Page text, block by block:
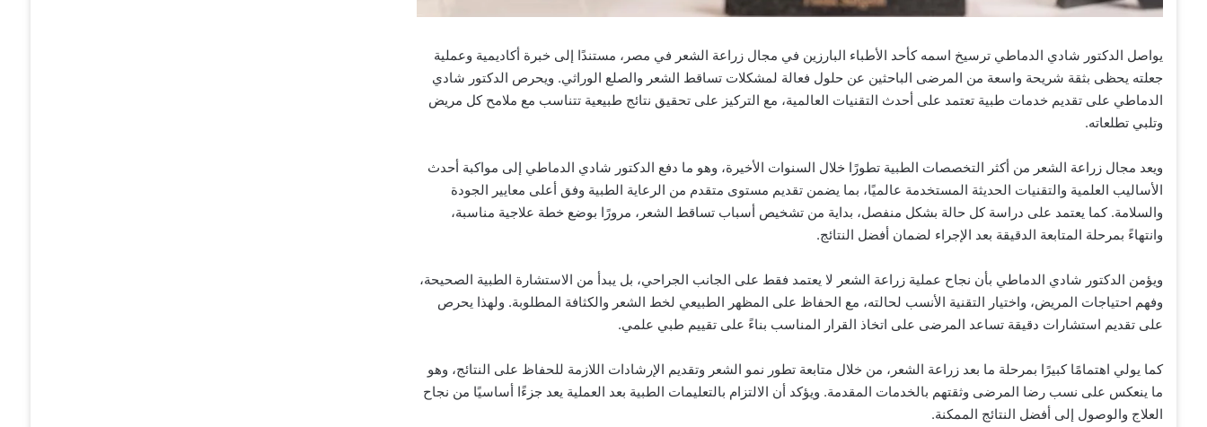
يواصل الدكتور شادي الدماطي ترسيخ اسمه كأحد الأطباء البارزين في مجال زراعة الشعر في مصر، مستندًا إلى خبرة أكاديمية وعملية
جعلته يحظى بثقة شريحة واسعة من المرضى الباحثين عن حلول فعالة لمشكلات تساقط الشعر والصلع الوراثي. ويحرص الدكتور شادي
الدماطي على تقديم خدمات طبية تعتمد على أحدث التقنيات العالمية، مع التركيز على تحقيق نتائج طبيعية تتناسب مع ملامح كل مريض
وتلبي تطلعاته.
ويعد مجال زراعة الشعر من أكثر التخصصات الطبية تطورًا خلال السنوات الأخيرة، وهو ما دفع الدكتور شادي الدماطي إلى مواكبة أحدث
الأساليب العلمية والتقنيات الحديثة المستخدمة عالميًا، بما يضمن تقديم مستوى متقدم من الرعاية الطبية وفق أعلى معايير الجودة
والسلامة. كما يعتمد على دراسة كل حالة بشكل منفصل، بداية من تشخيص أسباب تساقط الشعر، مرورًا بوضع خطة علاجية مناسبة،
وانتهاءً بمرحلة المتابعة الدقيقة بعد الإجراء لضمان أفضل النتائج.
ويؤمن الدكتور شادي الدماطي بأن نجاح عملية زراعة الشعر لا يعتمد فقط على الجانب الجراحي، بل يبدأ من الاستشارة الطبية الصحيحة،
وفهم احتياجات المريض، واختيار التقنية الأنسب لحالته، مع الحفاظ على المظهر الطبيعي لخط الشعر والكثافة المطلوبة. ولهذا يحرص
على تقديم استشارات دقيقة تساعد المرضى على اتخاذ القرار المناسب بناءً على تقييم طبي علمي.
كما يولي اهتمامًا كبيرًا بمرحلة ما بعد زراعة الشعر، من خلال متابعة تطور نمو الشعر وتقديم الإرشادات اللازمة للحفاظ على النتائج، وهو
ما ينعكس على نسب رضا المرضى وثقتهم بالخدمات المقدمة. ويؤكد أن الالتزام بالتعليمات الطبية بعد العملية يعد جزءًا أساسيًا من نجاح
العلاج والوصول إلى أفضل النتائج الممكنة.